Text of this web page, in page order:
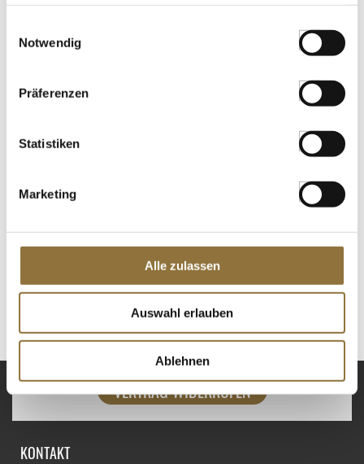
Notwendig
Präferenzen
Statistiken
Marketing
Alle zulassen
Auswahl erlauben
Ablehnen
VERTRAG WIDERRUFEN
KONTAKT